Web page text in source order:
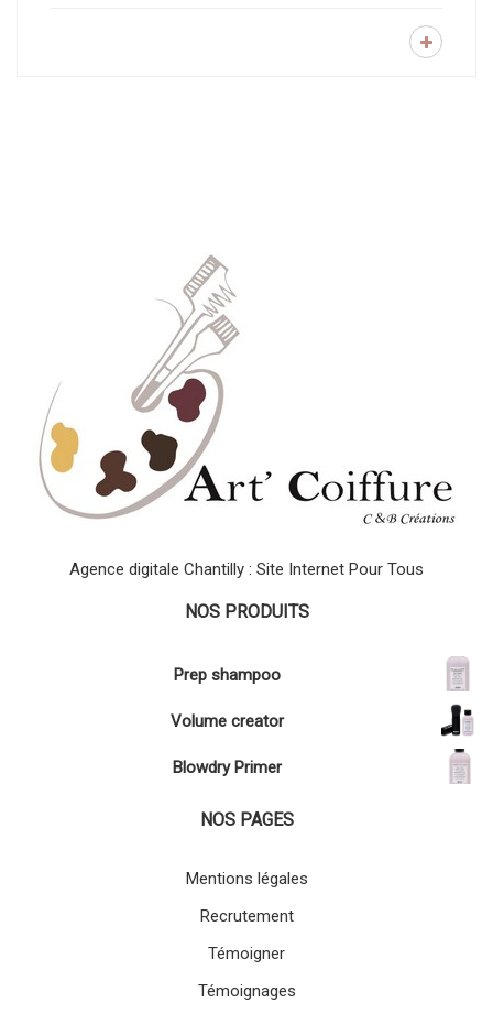
Agence digitale Chantilly : Site Internet Pour Tous
NOS PRODUITS
Prep shampoo
Volume creator
Blowdry Primer
NOS PAGES
Mentions légales
Recrutement
Témoigner
Témoignages